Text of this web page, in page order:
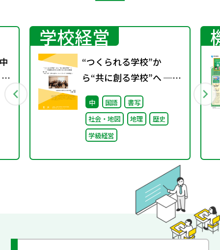
学校経営
“つくられる学校”か
ら“共に創る学校”へ ──
不確実な時代に応答する
小津中の実践 第一回 “当
たり前”を問い直すルー
ルメイキング（校則見直
し）
中 国語
書写
社会・地図
地理
歴史
学級経営